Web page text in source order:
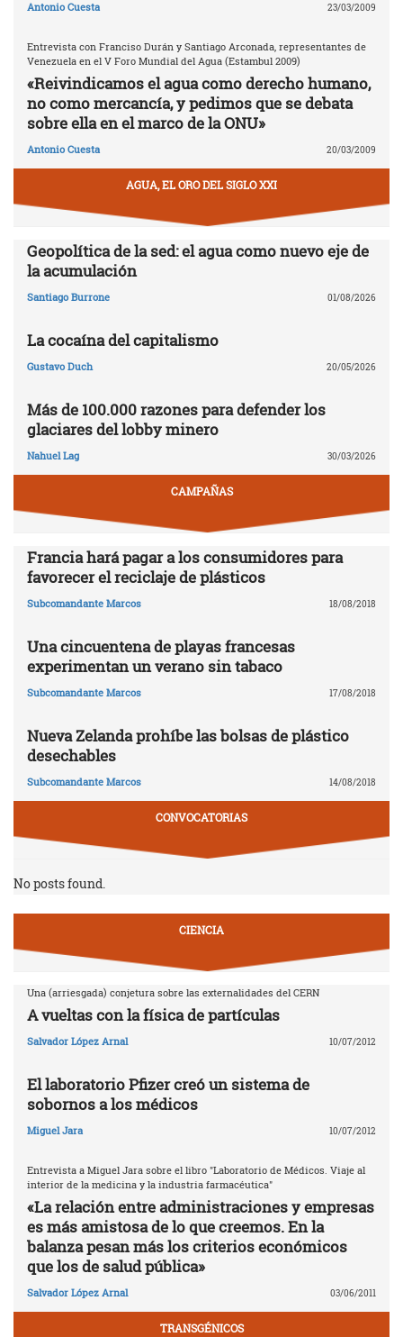
Antonio Cuesta 23/03/2009
Entrevista con Franciso Durán y Santiago Arconada, representantes de
Venezuela en el V Foro Mundial del Agua (Estambul 2009)
«Reivindicamos el agua como derecho humano,
no como mercancía, y pedimos que se debata
sobre ella en el marco de la ONU»
Antonio Cuesta 20/03/2009
AGUA, EL ORO DEL SIGLO XXI
Geopolítica de la sed: el agua como nuevo eje de
la acumulación
Santiago Burrone 01/08/2026
La cocaína del capitalismo
Gustavo Duch 20/05/2026
Más de 100.000 razones para defender los
glaciares del lobby minero
Nahuel Lag 30/03/2026
CAMPAÑAS
Francia hará pagar a los consumidores para
favorecer el reciclaje de plásticos
Subcomandante Marcos 18/08/2018
Una cincuentena de playas francesas
experimentan un verano sin tabaco
Subcomandante Marcos 17/08/2018
Nueva Zelanda prohíbe las bolsas de plástico
desechables
Subcomandante Marcos 14/08/2018
CONVOCATORIAS
No posts found.
CIENCIA
Una (arriesgada) conjetura sobre las externalidades del CERN
A vueltas con la física de partículas
Salvador López Arnal 10/07/2012
El laboratorio Pfizer creó un sistema de
sobornos a los médicos
Miguel Jara 10/07/2012
Entrevista a Miguel Jara sobre el libro "Laboratorio de Médicos. Viaje al
interior de la medicina y la industria farmacéutica"
«La relación entre administraciones y empresas
es más amistosa de lo que creemos. En la
balanza pesan más los criterios económicos
que los de salud pública»
Salvador López Arnal 03/06/2011
TRANSGÉNICOS